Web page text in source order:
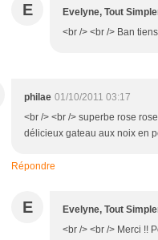
E Evelyne, Tout
<br /> <br /> Ban
philae 01/10/2011 03:17
<br /> <br /> superbe rose
délicieux gateau aux noix en
Répondre
E Evelyne, Tout
<br /> <br /> Merci !!